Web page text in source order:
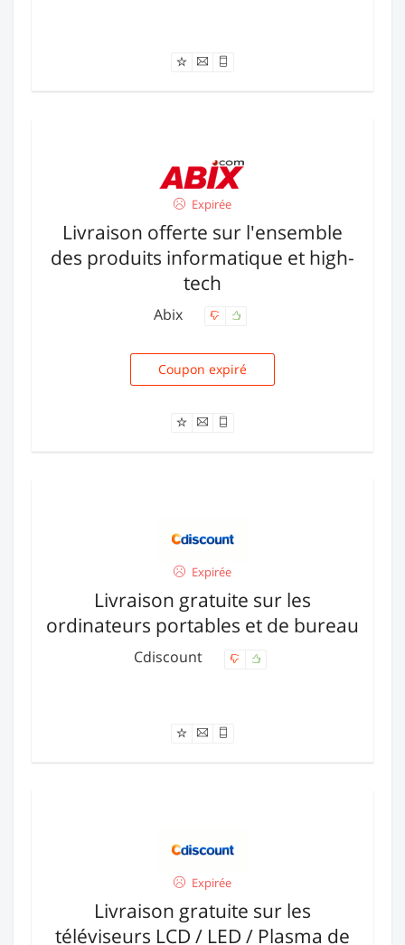
Expirée
Livraison offerte sur l'ensemble
des produits informatique et high-
tech
Abix
COOL
Coupon expiré
Expirée
Livraison gratuite sur les
ordinateurs portables et de bureau
Cdiscount
Expirée
Livraison gratuite sur les
téléviseurs LCD / LED / Plasma de